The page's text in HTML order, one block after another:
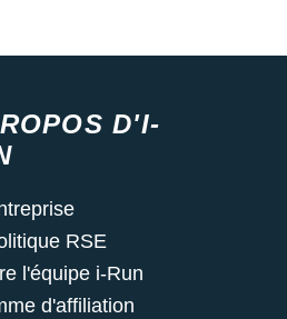
D'I-
RSE
l'équipe i-Run
d'affiliation